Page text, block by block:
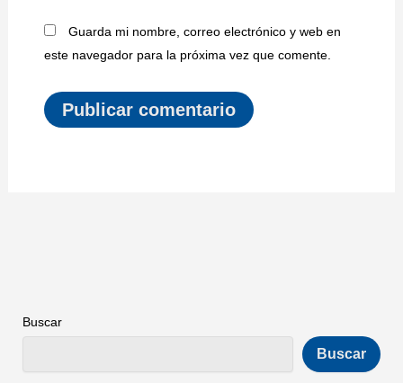
Guarda mi nombre, correo electrónico y web en
este navegador para la próxima vez que comente.
Buscar
Buscar